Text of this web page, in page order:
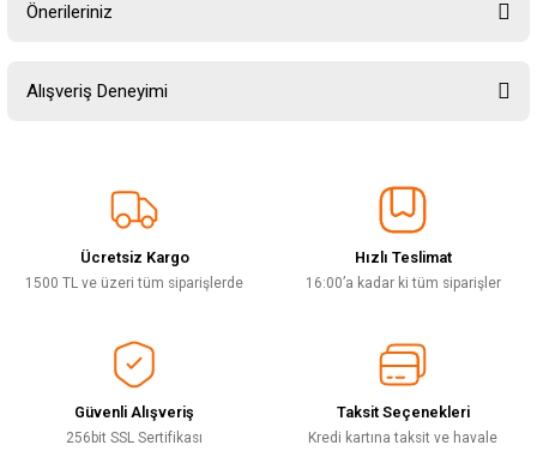
Önerileriniz
Bu ürünün fiyat bilgisi, resim, ürün açıklamalarında ve diğer konularda
yetersiz gördüğünüz noktaları öneri formunu kullanarak tarafımıza
Ürün resmi kalitesiz, bozuk veya görüntülenemiyor.
Ürün açıklamasında eksik bilgiler bulunuyor.
Ürün bilgilerinde hatalar bulunuyor.
Bu ürüne benzer farklı alternatifler olmalı.
Alışveriş Deneyimi
Deneyimini Paylaş
Ücretsiz Kargo
1500 TL ve üzeri tüm siparişlerde
Hızlı Teslimat
16:00’a kadar ki tüm siparişler
Güvenli Alışveriş
256bit SSL Sertifikası
Taksit Seçenekleri
Kredi kartına taksit ve havale